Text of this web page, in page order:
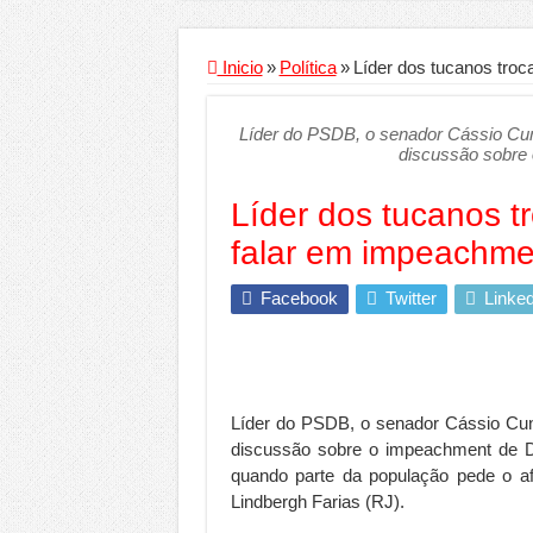
Criador de Sites ou
Conheça a melhor
Mais da metade dos
PF e Emissoras
De economista a
Marcenaria sob
Serralheria de
Qualidade do
Inicio » Política » Líder dos tucanos
Líder do PSDB, o senador Cássio
discussão sobre
Líder dos tucanos
falar em
Facebook Twitter
Líder do PSDB, o senador Cássio
discussão sobre o impeachment de
quando parte da população pede o
Lindbergh Farias (RJ).